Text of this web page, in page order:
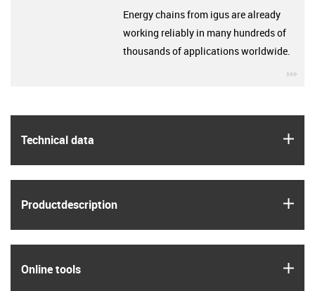
Technical data
Product­description
Online tools
Energy chains from igus are already
working reliably in many hundreds of
thousands of applications worldwide.